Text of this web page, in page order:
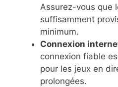
Assurez-vous que
suffisamment
minimum.
Connexion
connexion fiable
pour les jeux en
prolongées.